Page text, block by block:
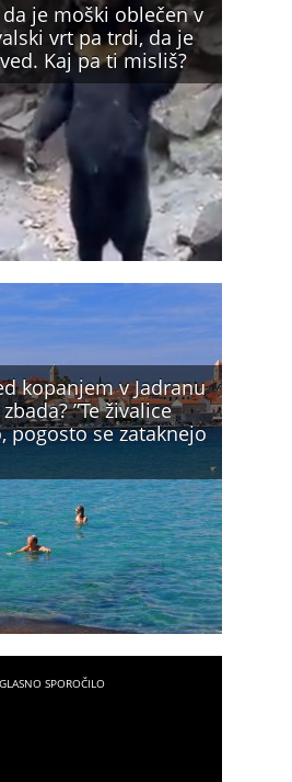
je moški oblečen v
vrt pa trdi, da je
Kaj pa ti misliš?
kopanjem v Jadranu
”Te živalice
pogosto se zataknejo